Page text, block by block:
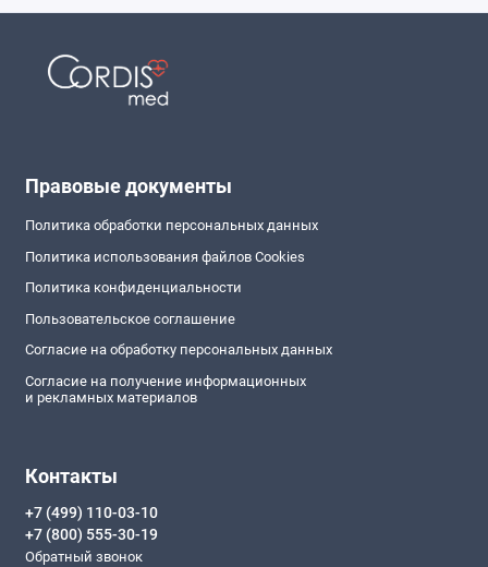
Правовые документы
Политика обработки персональных данных
Политика использования файлов Cookies
Политика конфиденциальности
Пользовательское соглашение
Согласие на обработку персональных данных
Согласие на получение информационных
и рекламных материалов
Контакты
+7 (499) 110-03-10
+7 (800) 555-30-19
Обратный звонок